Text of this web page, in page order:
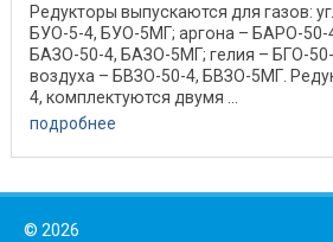
Редукторы выпускаются для газов:
БУО-5-4, БУО-5МГ; аргона – БАРО-
БАЗО-50-4, БАЗО-5МГ; гелия – БГО-
воздуха – БВЗО-50-4, БВЗО-5МГ.
4, комплектуются двумя ...
подробнее
© 2026